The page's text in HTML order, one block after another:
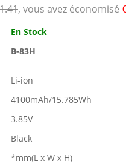
, vous avez économisé
En Stock
B-83H
Li-ion
4100mAh/15.785Wh
3.85V
Black
*mm(L x W x H)